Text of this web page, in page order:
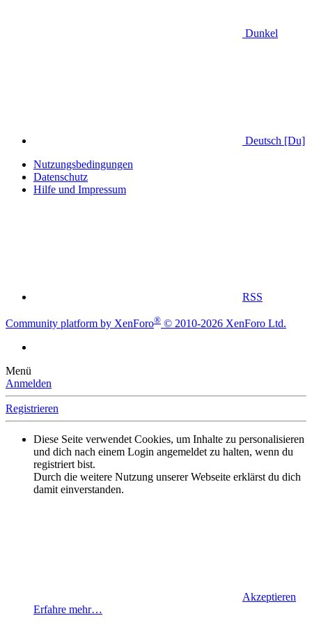
Dunkel
Deutsch [Du]
Nutzungsbedingungen
Datenschutz
Hilfe und Impressum
RSS
Community platform by XenForo® © 2010-2026 XenForo Ltd.
Menü
Anmelden
Registrieren
Diese Seite verwendet Cookies, um Inhalte zu personalisieren
und dich nach einem Login angemeldet zu halten, wenn du
registriert bist.
Durch die weitere Nutzung unserer Webseite erklärst du dich
damit einverstanden.
Akzeptieren
Erfahre mehr…